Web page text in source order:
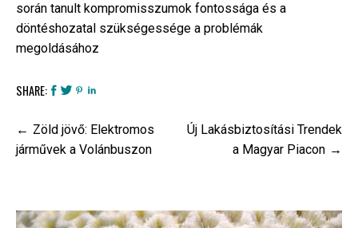
során tanult kompromisszumok fontossága és a
döntéshozatal szükségessége a problémák
megoldásához
SHARE:
Bejegyzés
navigáció
Zöld jövő: Elektromos
járművek a Volánbuszon
Új Lakásbiztosítási Trendek
a Magyar Piacon